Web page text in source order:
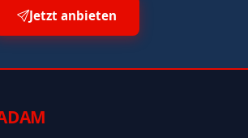
Jetzt anbieten